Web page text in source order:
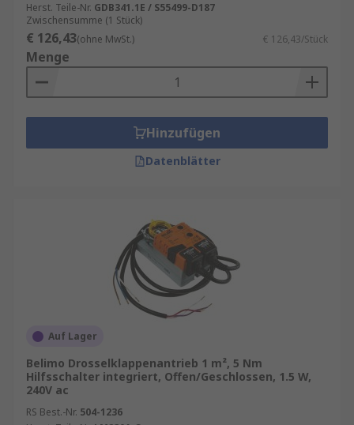
Herst. Teile-Nr. GDB341.1E / S55499-D187
Zwischensumme (1 Stück)
€ 126,43(ohne MwSt.) € 126,43/Stück
Menge
Hinzufügen
Datenblätter
Auf Lager
Belimo Drosselklappenantrieb 1 m², 5 Nm
Hilfsschalter integriert, Offen/Geschlossen, 1.5 W,
240V ac
RS Best.-Nr. 504-1236